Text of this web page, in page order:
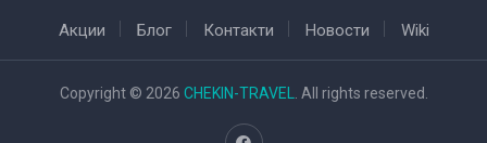
Акции Блог Контакти Новости Wiki
Copyright © 2026 CHEKIN-TRAVEL . All rights reserved.